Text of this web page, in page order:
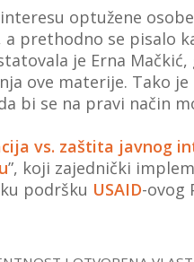
optužene
prethodno se pisalo
je Erna Mačkić,
ove materije. Tako
bi se na pravi
vs. zaštita javnog
”, koji zajednički
podršku USAID-ovog